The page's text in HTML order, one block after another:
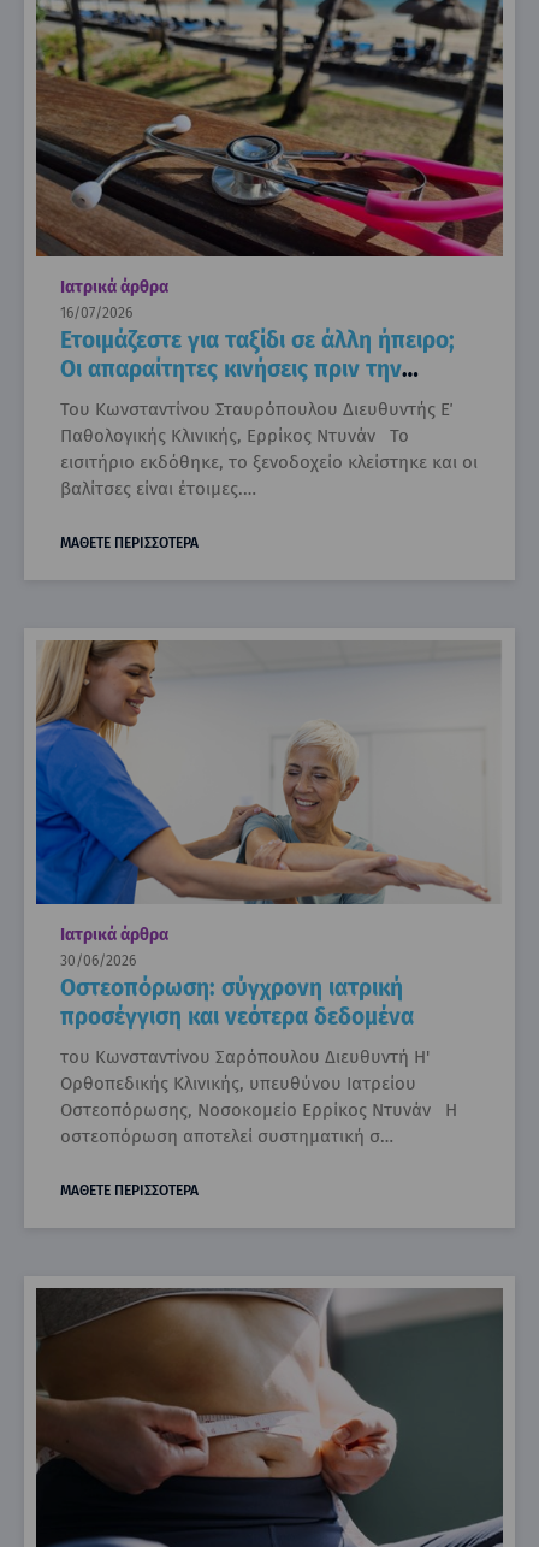
Ιατρικά άρθρα
16/07/2026
Ετοιμάζεστε για ταξίδι σε άλλη ήπειρο;
Οι απαραίτητες κινήσεις πριν την
αναχώρηση για την υγεία σας
Του Κωνσταντίνου Σταυρόπουλου Διευθυντής Ε΄
Παθολογικής Κλινικής, Ερρίκος Ντυνάν Το
εισιτήριο εκδόθηκε, το ξενοδοχείο κλείστηκε και οι
βαλίτσες είναι έτοιμες.…
ΜΑΘΕΤΕ ΠΕΡΙΣΣΟΤΕΡΑ
Ιατρικά άρθρα
30/06/2026
Οστεοπόρωση: σύγχρονη ιατρική
προσέγγιση και νεότερα δεδομένα
του Κωνσταντίνου Σαρόπουλου Διευθυντή Η'
Ορθοπεδικής Κλινικής, υπευθύνου Ιατρείου
Οστεοπόρωσης, Νοσοκομείο Ερρίκος Ντυνάν Η
οστεοπόρωση αποτελεί συστηματική σ…
ΜΑΘΕΤΕ ΠΕΡΙΣΣΟΤΕΡΑ